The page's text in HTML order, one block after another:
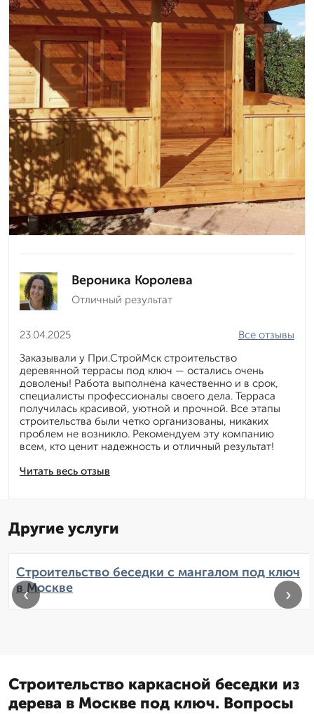
Вероника Королева
Отличный результат
23.04.2025
Читать весь отзыв
Все отзывы
Заказывали у При.СтройМск строительство
деревянной террасы под ключ — остались очень
доволены! Работа выполнена качественно и в срок,
специалисты профессионалы своего дела. Терраса
получилась красивой, уютной и прочной. Все этапы
строительства были четко организованы, никаких
проблем не возникло. Рекомендуем эту компанию
всем, кто ценит надежность и отличный результат!
Другие услуги
Строительство беседки с мангалом под ключ
в Москве
‹ ›
Строительство каркасной беседки из
дерева в Москве под ключ. Вопросы